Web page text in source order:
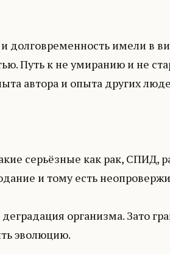
долговременность имели в
Путь к не умиранию и не
автора и опыта других
серьёзные как рак, СПИД,
и тому есть
организма. Зато
эволюцию.